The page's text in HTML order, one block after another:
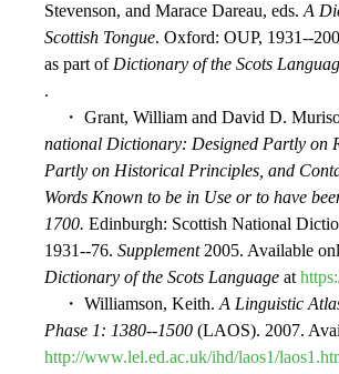
Stevenson, and Marace Dareau, eds.A
Scottish Tongue. Oxford: OUP, 1931--
as part ofDictionary of the Scots
.
・ Grant, William and David D.
national Dictionary: Designed Partly on
Partly on Historical Principles, and
Words Known to be in Use or to have
1700. Edinburgh: Scottish National
1931--76. Supplement2005. Available
Dictionary of the Scots Language at
・ Williamson, Keith.A Linguistic
Phase 1: 1380--1500 (LAOS). 2007.
http://www.lel.ed.ac.uk/ihd/laos1/